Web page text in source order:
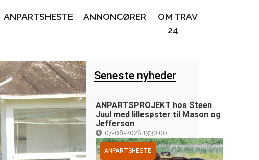
Seneste nyheder
ANPARTSPROJEKT hos Steen
Juul med lillesøster til Mason og
Jefferson
07-08-2026 13:30:00
ANPARTSHESTE
ANPARTSHESTE ANNONCØRER
OM TRAV
24